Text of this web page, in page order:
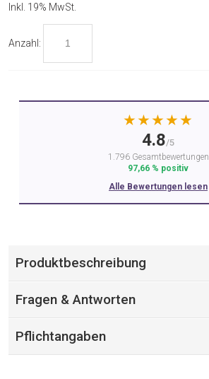
Inkl. 19% MwSt.
Anzahl:
★★★★★
4.8/5
1.796 Gesamtbewertungen
97,66 % positiv
Alle Bewertungen lesen
Produktbeschreibung
Fragen & Antworten
Pflichtangaben